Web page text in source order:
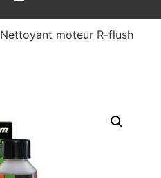
moteur R-flush